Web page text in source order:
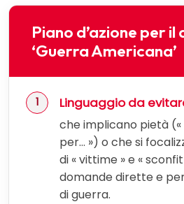
Piano d’azione per
‘Guerra Americana’
Linguaggio da
che implicano pietà («
per… ») o che si
di « vittime » e «
domande dirette e
di guerra.